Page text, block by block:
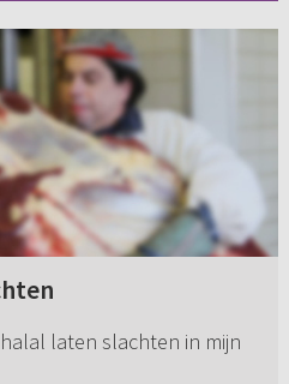
laten slachten in mijn